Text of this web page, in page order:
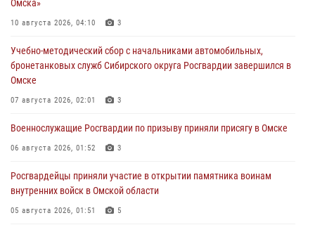
Омска»
10 августа 2026, 04:10 3
Учебно-методический сбор с начальниками автомобильных,
бронетанковых служб Сибирского округа Росгвардии завершился в
Омске
07 августа 2026, 02:01 3
Военнослужащие Росгвардии по призыву приняли присягу в Омске
06 августа 2026, 01:52 3
Росгвардейцы приняли участие в открытии памятника воинам
внутренних войск в Омской области
05 августа 2026, 01:51 5